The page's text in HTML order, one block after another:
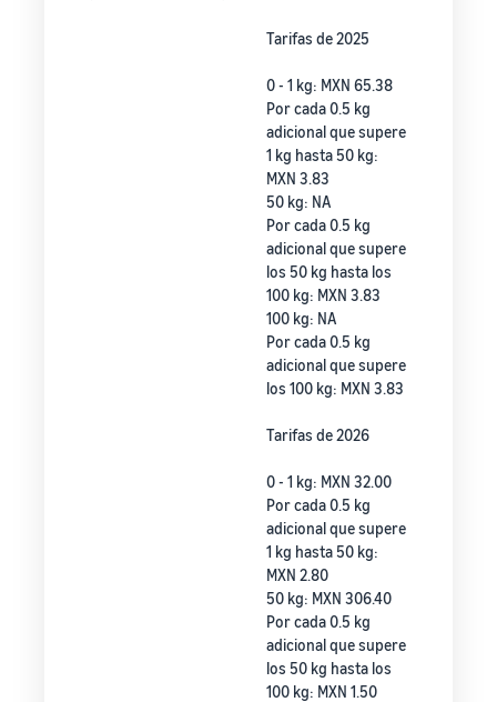
Tarifas de 2025
0 - 1 kg: MXN 65.38
Por cada 0.5 kg
adicional que supere
1 kg hasta 50 kg:
MXN 3.83
50 kg: NA
Por cada 0.5 kg
adicional que supere
los 50 kg hasta los
100 kg: MXN 3.83
100 kg: NA
Por cada 0.5 kg
adicional que supere
los 100 kg: MXN 3.83
Tarifas de 2026
0 - 1 kg: MXN 32.00
Por cada 0.5 kg
adicional que supere
1 kg hasta 50 kg:
MXN 2.80
50 kg: MXN 306.40
Por cada 0.5 kg
adicional que supere
los 50 kg hasta los
100 kg: MXN 1.50